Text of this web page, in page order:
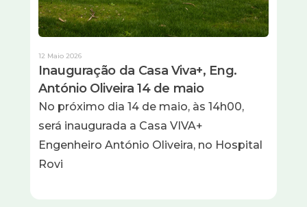
12 Maio 2026
Inauguração da Casa Viva+, Eng.
António Oliveira 14 de maio
No próximo dia 14 de maio, às 14h00,
será inaugurada a Casa VIVA+
Engenheiro António Oliveira, no Hospital
Rovi